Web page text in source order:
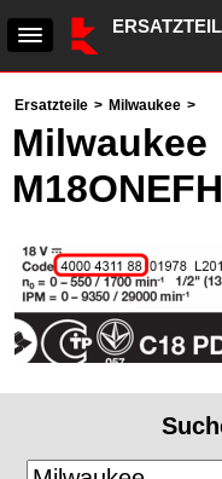
Ersatzteile > Milwaukee >
Milwaukee